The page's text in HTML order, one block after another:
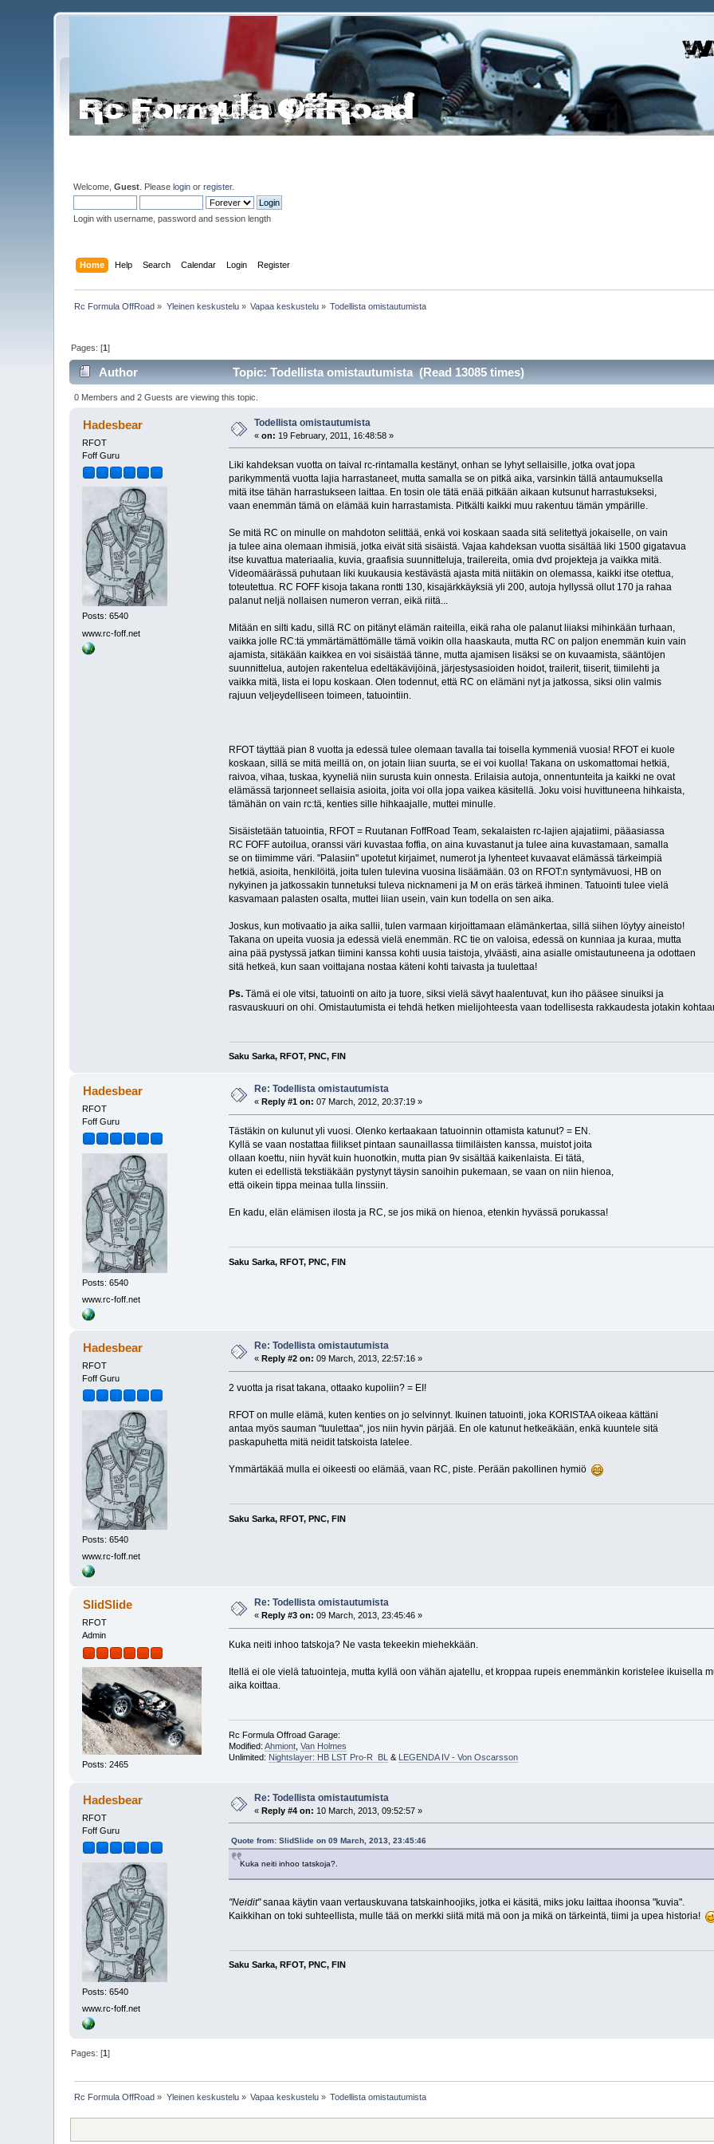
Welcome,Guest . Pleaselogin orregister.
Login with username, password and session length
Home Help Search Calendar Login Register
Rc Formula OffRoad » Yleinen keskustelu» Vapaa keskustelu » Todellista omistautumista
Pages: [1]
Author Topic: Todellista omistautumista (Read 13085 times)
0 Members and 2 Guests are viewing this topic.
Hadesbear
RFOT
Foff Guru
Posts: 6540
www.rc-foff.net
Todellista omistautumista
«on: 19 February, 2011, 16:48:58 »
Liki kahdeksan vuotta on taival rc-rintamalla kestänyt, onhan se lyhyt sellaisille, jotka ovat jopa
parikymmentä vuotta lajia harrastaneet, mutta samalla se on pitkä aika, varsinkin tällä antaumuksella
mitä itse tähän harrastukseen laittaa. En tosin ole tätä enää pitkään aikaan kutsunut harrastukseksi,
vaan enemmän tämä on elämää kuin harrastamista. Pitkälti kaikki muu rakentuu tämän ympärille.
Se mitä RC on minulle on mahdoton selittää, enkä voi koskaan saada sitä selitettyä jokaiselle, on vain
ja tulee aina olemaan ihmisiä, jotka eivät sitä sisäistä. Vajaa kahdeksan vuotta sisältää liki 1500 gigatavua
itse kuvattua materiaalia, kuvia, graafisia suunnitteluja, trailereita, omia dvd projekteja ja vaikka mitä.
Videomäärässä puhutaan liki kuukausia kestävästä ajasta mitä niitäkin on olemassa, kaikki itse otettua,
toteutettua. RC FOFF kisoja takana rontti 130, kisajärkkäyksiä yli 200, autoja hyllyssä ollut 170 ja rahaa
palanut neljä nollaisen numeron verran, eikä riitä...
Mitään en silti kadu, sillä RC on pitänyt elämän raiteilla, eikä raha ole palanut liiaksi mihinkään turhaan,
vaikka jolle RC:tä ymmärtämättömälle tämä voikin olla haaskauta, mutta RC on paljon enemmän kuin vain
ajamista, sitäkään kaikkea en voi sisäistää tänne, mutta ajamisen lisäksi se on kuvaamista, sääntöjen
suunnittelua, autojen rakentelua edeltäkävijöinä, järjestysasioiden hoidot, trailerit, tiiserit, tiimilehti ja
vaikka mitä, lista ei lopu koskaan. Olen todennut, että RC on elämäni nyt ja jatkossa, siksi olin valmis
rajuun veljeydelliseen toimeen, tatuointiin.
RFOT täyttää pian 8 vuotta ja edessä tulee olemaan tavalla tai toisella kymmeniä vuosia! RFOT ei kuole
koskaan, sillä se mitä meillä on, on jotain liian suurta, se ei voi kuolla! Takana on uskomattomai hetkiä,
raivoa, vihaa, tuskaa, kyyneliä niin surusta kuin onnesta. Erilaisia autoja, onnentunteita ja kaikki ne ovat
elämässä tarjonneet sellaisia asioita, joita voi olla jopa vaikea käsitellä. Joku voisi huvittuneena hihkaista,
tämähän on vain rc:tä, kenties sille hihkaajalle, muttei minulle.
Sisäistetään tatuointia, RFOT = Ruutanan FoffRoad Team, sekalaisten rc-lajien ajajatiimi, pääasiassa
RC FOFF autoilua, oranssi väri kuvastaa foffia, on aina kuvastanut ja tulee aina kuvastamaan, samalla
se on tiimimme väri. "Palasiin" upotetut kirjaimet, numerot ja lyhenteet kuvaavat elämässä tärkeimpiä
hetkiä, asioita, henkilöitä, joita tulen tulevina vuosina lisäämään. 03 on RFOT:n syntymävuosi, HB on
nykyinen ja jatkossakin tunnetuksi tuleva nicknameni ja M on eräs tärkeä ihminen. Tatuointi tulee vielä
kasvamaan palasten osalta, muttei liian usein, vain kun todella on sen aika.
Joskus, kun motivaatio ja aika sallii, tulen varmaan kirjoittamaan elämänkertaa, sillä siihen löytyy aineisto!
Takana on upeita vuosia ja edessä vielä enemmän. RC tie on valoisa, edessä on kunniaa ja kuraa, mutta
aina pää pystyssä jatkan tiimini kanssa kohti uusia taistoja, ylväästi, aina asialle omistautuneena ja odottaen
sitä hetkeä, kun saan voittajana nostaa käteni kohti taivasta ja tuulettaa!
Ps.Tämä ei ole vitsi, tatuointi on aito ja tuore, siksi vielä sävyt haalentuvat, kun iho pääsee sinuiksi ja
rasvauskuuri on ohi. Omistautumista ei tehdä hetken mielijohteesta vaan todellisesta rakkaudesta jotakin
Saku Sarka, RFOT, PNC, FIN
Hadesbear
RFOT
Foff Guru
Posts: 6540
www.rc-foff.net
Re: Todellista omistautumista
«Reply #1 on: 07 March, 2012, 20:37:19 »
Tästäkin on kulunut yli vuosi. Olenko kertaakaan tatuoinnin ottamista katunut? = EN.
Kyllä se vaan nostattaa fiilikset pintaan saunaillassa tiimiläisten kanssa, muistot joita
ollaan koettu, niin hyvät kuin huonotkin, mutta pian 9v sisältää kaikenlaista. Ei tätä,
kuten ei edellistä tekstiäkään pystynyt täysin sanoihin pukemaan, se vaan on niin hienoa,
että oikein tippa meinaa tulla linssiin.
En kadu, elän elämisen ilosta ja RC, se jos mikä on hienoa, etenkin hyvässä porukassa!
Saku Sarka, RFOT, PNC, FIN
Hadesbear
RFOT
Foff Guru
Posts: 6540
www.rc-foff.net
Re: Todellista omistautumista
« Reply #2 on: 09 March, 2013, 22:57:16 »
2 vuotta ja risat takana, ottaako kupoliin? = EI!
RFOT on mulle elämä, kuten kenties on jo selvinnyt. Ikuinen tatuointi, joka KORISTAA oikeaa kättäni
antaa myös sauman "tuulettaa", jos niin hyvin pärjää. En ole katunut hetkeäkään, enkä kuuntele sitä
paskapuhetta mitä neidit tatskoista latelee.
Ymmärtäkää mulla ei oikeesti oo elämää, vaan RC, piste. Perään pakollinen hymiö
Saku Sarka, RFOT, PNC, FIN
SlidSlide
RFOT
Admin
Posts: 2465
Re: Todellista omistautumista
« Reply #3 on: 09 March, 2013, 23:45:46 »
Kuka neiti inhoo tatskoja? Ne vasta tekeekin miehekkään.
Itellä ei ole vielä tatuointeja, mutta kyllä oon vähän ajatellu, et kroppaa rupeis enemmänkin koristelee ikuisella
aika koittaa.
Rc Formula Offroad Garage:
Modified: Ahmiont, Van Holmes
Unlimited: Nightslayer: HB LST Pro-R BL & LEGENDA IV - Von Oscarsson
Hadesbear
RFOT
Foff Guru
Posts: 6540
www.rc-foff.net
Re: Todellista omistautumista
«Reply #4 on: 10 March, 2013, 09:52:57 »
Quote from: SlidSlide on 09 March, 2013, 23:45:46
Kuka neiti inhoo tatskoja?.
"Neidit"sanaa käytin vaan vertauskuvana tatskainhoojiks, jotka ei käsitä, miks joku laittaa ihoonsa "kuvia".
Kaikkihan on toki suhteellista, mulle tää on merkki siitä mitä mä oon ja mikä on tärkeintä, tiimi ja upea historia!
Saku Sarka, RFOT, PNC, FIN
Pages: [1]
Rc Formula OffRoad » Yleinen keskustelu» Vapaa keskustelu » Todellista omistautumista